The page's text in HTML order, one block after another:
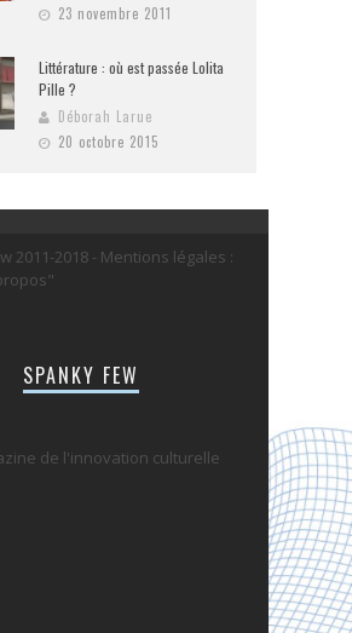
23 novembre 2011
Littérature : où est passée Lolita
Pille ?
Déborah Larue
20 octobre 2015
2011-2018 - Mentions légales :
SPANKY FEW
de l'innovation culturelle